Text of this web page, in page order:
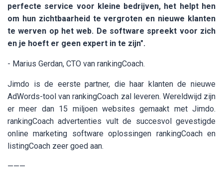
perfecte service voor kleine bedrijven, het helpt hen
om hun zichtbaarheid te vergroten en nieuwe klanten
te werven op het web. De software spreekt voor zich
en je hoeft er geen expert in te zijn".
- Marius Gerdan, CTO van rankingCoach.
Jimdo is de eerste partner, die haar klanten de nieuwe
AdWords-tool van rankingCoach zal leveren. Wereldwijd zijn
er meer dan 15 miljoen websites gemaakt met Jimdo.
rankingCoach advertenties vult de succesvol gevestigde
online marketing software oplossingen rankingCoach en
listingCoach zeer goed aan.
———